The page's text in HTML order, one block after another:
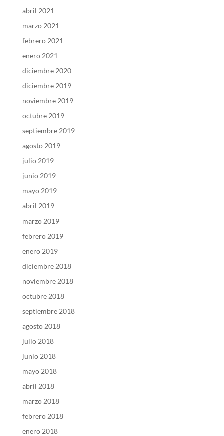
abril 2021
marzo 2021
febrero 2021
enero 2021
diciembre 2020
diciembre 2019
noviembre 2019
octubre 2019
septiembre 2019
agosto 2019
julio 2019
junio 2019
mayo 2019
abril 2019
marzo 2019
febrero 2019
enero 2019
diciembre 2018
noviembre 2018
octubre 2018
septiembre 2018
agosto 2018
julio 2018
junio 2018
mayo 2018
abril 2018
marzo 2018
febrero 2018
enero 2018